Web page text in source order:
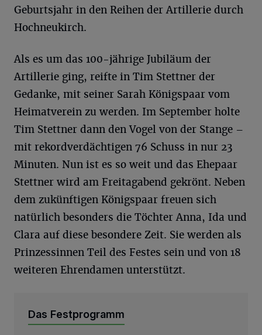
Geburtsjahr in den Reihen der Artillerie durch
Hochneukirch.
Als es um das 100-jährige Jubiläum der
Artillerie ging, reifte in Tim Stettner der
Gedanke, mit seiner Sarah Königspaar vom
Heimatverein zu werden. Im September holte
Tim Stettner dann den Vogel von der Stange –
mit rekordverdächtigen 76 Schuss in nur 23
Minuten. Nun ist es so weit und das Ehepaar
Stettner wird am Freitagabend gekrönt. Neben
dem zukünftigen Königspaar freuen sich
natürlich besonders die Töchter Anna, Ida und
Clara auf diese besondere Zeit. Sie werden als
Prinzessinnen Teil des Festes sein und von 18
weiteren Ehrendamen unterstützt.
Das Festprogramm